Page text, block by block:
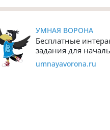
УМНАЯ ВОРОНА
Бесплатные
задания для
umnayavorona.ru